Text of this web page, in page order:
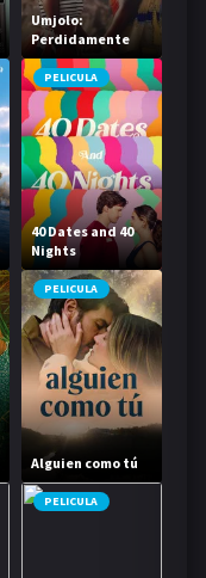
Umjolo:
Perdidamente
enamorada
PELICULA
40 Dates and 40
Nights
PELICULA
Alguien como tú
PELICULA